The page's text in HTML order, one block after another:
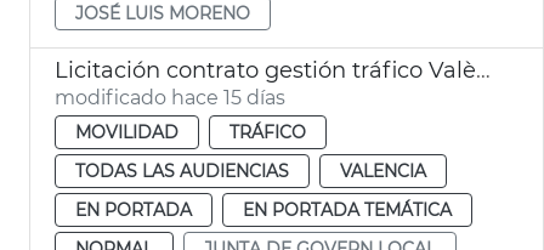
JOSÉ LUIS MORENO
Licitación contrato gestión tráfico València
modificado hace 15 días
MOVILIDAD
TRÁFICO
TODAS LAS AUDIENCIAS
VALENCIA
EN PORTADA
EN PORTADA TEMÁTICA